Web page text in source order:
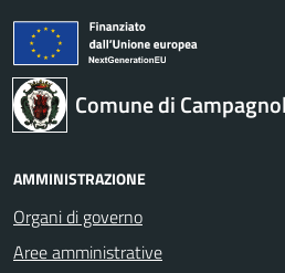
Comune di
AMMINISTRAZIONE
Organi di governo
Aree amministrative